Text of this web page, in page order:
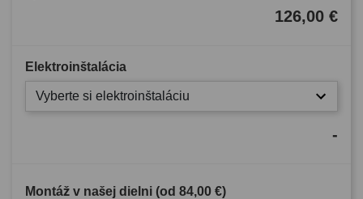
126,00 €
Elektroinštalácia
Vyberte si elektroinštaláciu
-
Montáž v našej dielni (od 84,00 €)